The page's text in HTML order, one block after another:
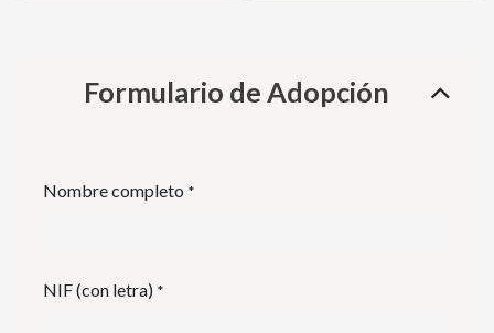
Formulario de Adopción
Nombre completo *
NIF (con letra) *